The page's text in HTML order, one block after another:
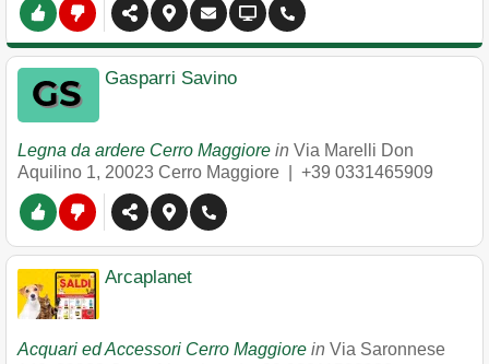
Gasparri Savino
Legna da ardere Cerro Maggiore in Via Marelli Don
Aquilino 1, 20023 Cerro Maggiore +39 0331465909
Arcaplanet
Acquari ed Accessori Cerro Maggiore in Via Saronnese